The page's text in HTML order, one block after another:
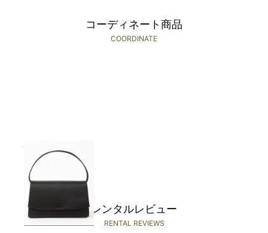
コーディネート商品
COORDINATE
CARETTE
￥2,480(税込)～
レンタルレビュー
RENTAL REVIEWS